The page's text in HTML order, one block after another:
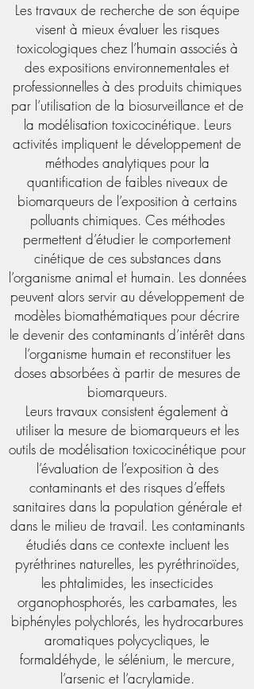
Les travaux de recherche de son équipe
visent à mieux évaluer les risques
toxicologiques chez l’humain associés à
des expositions environnementales et
professionnelles à des produits chimiques
par l’utilisation de la biosurveillance et de
la modélisation toxicocinétique. Leurs
activités impliquent le développement de
méthodes analytiques pour la
quantification de faibles niveaux de
biomarqueurs de l’exposition à certains
polluants chimiques. Ces méthodes
permettent d’étudier le comportement
cinétique de ces substances dans
l’organisme animal et humain. Les données
peuvent alors servir au développement de
modèles biomathématiques pour décrire
le devenir des contaminants d’intérêt dans
l’organisme humain et reconstituer les
doses absorbées à partir de mesures de
biomarqueurs.
Leurs travaux consistent également à
utiliser la mesure de biomarqueurs et les
outils de modélisation toxicocinétique pour
l’évaluation de l’exposition à des
contaminants et des risques d’effets
sanitaires dans la population générale et
dans le milieu de travail. Les contaminants
étudiés dans ce contexte incluent les
pyréthrines naturelles, les pyréthrinoïdes,
les phtalimides, les insecticides
organophosphorés, les carbamates, les
biphényles polychlorés, les hydrocarbures
aromatiques polycycliques, le
formaldéhyde, le sélénium, le mercure,
l’arsenic et l’acrylamide.